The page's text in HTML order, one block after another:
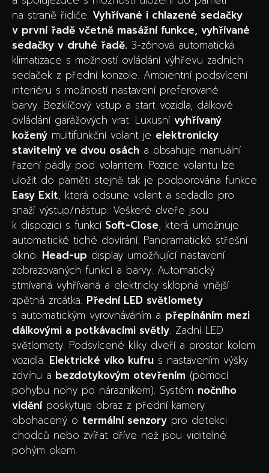
na straně řidiče. Vyhřívané i chlazené sedačky
v první řadě včetně masážní funkce, vyhřívané
sedačky v druhé řadě. 3-zónová automatická
klimatizace s možností ovládání výhřevu zadních
sedaček z přední konzole. Ambientní podsvícení
interiéru s možností nastavení preferované
barvy. Bezklíčový vstup a start vozidla, dálkové
ovládání garážových vrat. Luxusní vyhřívaný
kožený multifunkční volant je elektronicky
stavitelný ve dvou osách a obsahuje manuální
řazení pádly pod volantem. Pozice volantu lze
uložit do paměti stejně tak je podporována funkce
Easy Exit, která odsune volant a sedadlo pro
snaží výstup/nástup. Veškeré dveře jsou
k dispozici s funkcí Soft-Close, která umožnuje
automatické tiché dovírání. Panoramatické střešní
okno. Head-up display umožňující nastavení
zobrazovaných funkcí a barvy. Automatický
stmívaná vyhřívaná a elektricky sklopná vnější
zpětná zrcátka. Přední LED světlomety
s automatickým vyrovnáváním a přepínáním mezi
dálkovými a potkávacími světly. Zadní LED
světlomety. Podsvícené kliky dveří a prostor kolem
vozidla. Elektrické víko kufru s nastavením výšky
zdvihu a bezdotykovým otevřením (pomocí
pohybu nohy po nárazníkem). Systém nočního
viděníposkytuje obraz z přední kamery
obohacený o termální senzory pro detekci
chodců nebo zvířat dříve než jsou viditelné
pohým okem.